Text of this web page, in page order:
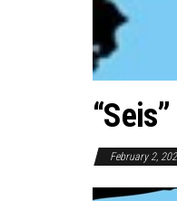
February 2,